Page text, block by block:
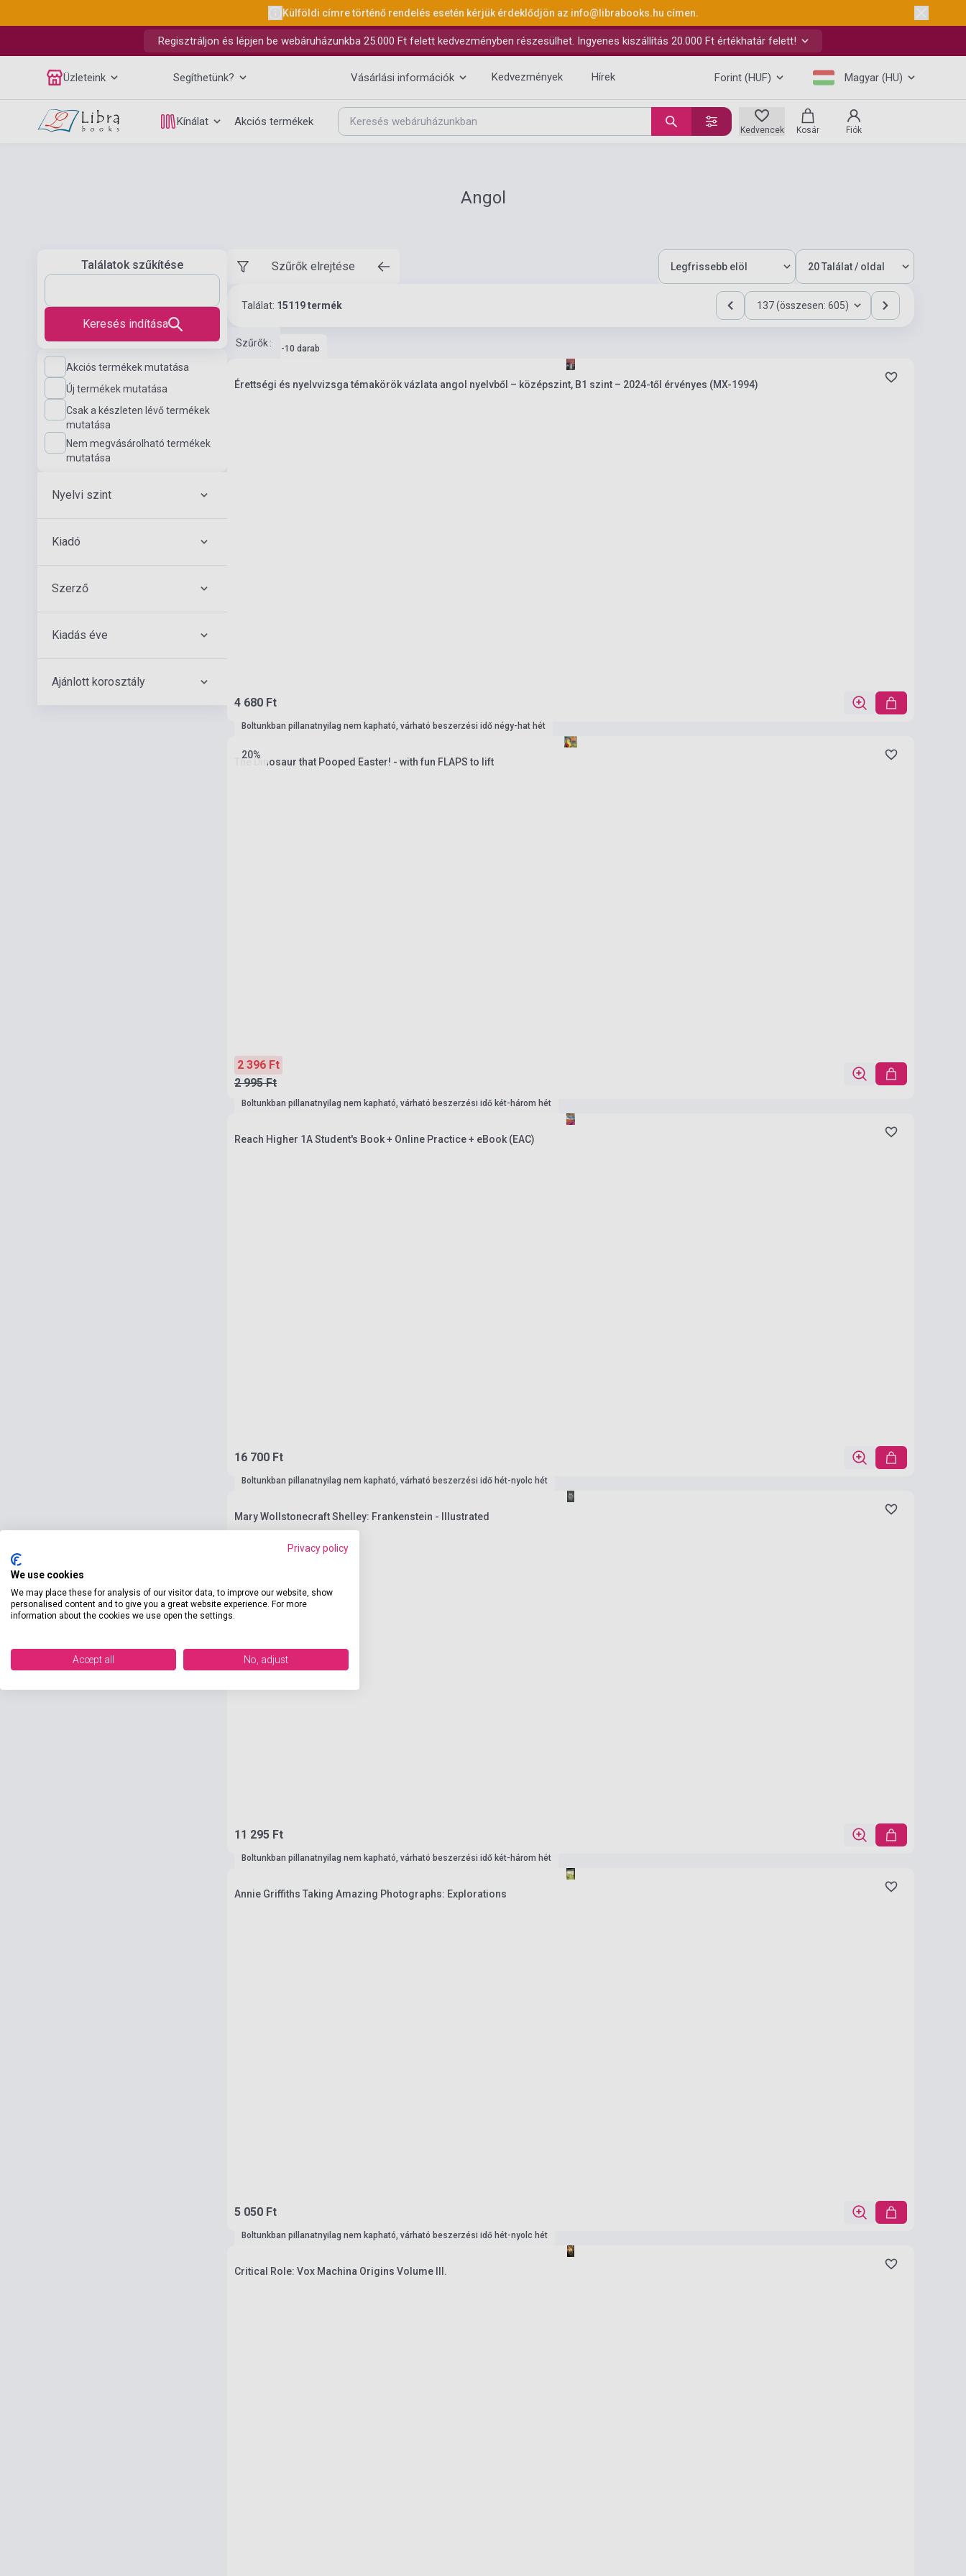
Külföldi címre történő rendelés esetén kérjük érdeklődjön az info@librabooks.hu címen.
Regisztráljon és lépjen be webáruházunkba 25.000 Ft felett kedvezményben részesülhet. Ingyenes kiszállítás 20.000 Ft értékhatár felett!
Üzleteink Segíthetünk? Vásárlási információk Kedvezmények Hírek Forint (HUF) Magyar (HU)
Kínálat Akciós termékek
Kedvencek Kosár Fiók
Angol
Találatok szűkítése
Keresés indítása
Akciós termékek mutatása
Új termékek mutatása
Csak a készleten lévő termékek
mutatása
Nem megvásárolható termékek
mutatása
Nyelvi szint
Kiadó
Szerző
Kiadás éve
Ajánlott korosztály
Szűrők elrejtése
Találat: 15119 termék 137 (összesen: 605)
Szűrők:
Készlet: 1-10 darab
Érettségi és nyelvvizsga témakörök vázlata angol nyelvből – középszint, B1 szint – 2024-től érvényes (MX-1994)
4 680 Ft
20%
Boltunkban pillanatnyilag nem kapható, várható beszerzési idő négy-hat hét
The Dinosaur that Pooped Easter! - with fun FLAPS to lift
2 396 Ft
2 995 Ft
Boltunkban pillanatnyilag nem kapható, várható beszerzési idő két-három hét
Reach Higher 1A Student's Book + Online Practice + eBook (EAC)
16 700 Ft
Boltunkban pillanatnyilag nem kapható, várható beszerzési idő hét-nyolc hét
Mary Wollstonecraft Shelley: Frankenstein - Illustrated
11 295 Ft
Boltunkban pillanatnyilag nem kapható, várható beszerzési idő két-három hét
Annie Griffiths Taking Amazing Photographs: Explorations
5 050 Ft
Boltunkban pillanatnyilag nem kapható, várható beszerzési idő hét-nyolc hét
Critical Role: Vox Machina Origins Volume III.
Privacy policy
We use cookies
We may place these for analysis of our visitor data, to improve our website, show
personalised content and to give you a great website experience. For more
information about the cookies we use open the settings.
Accept all No, adjust